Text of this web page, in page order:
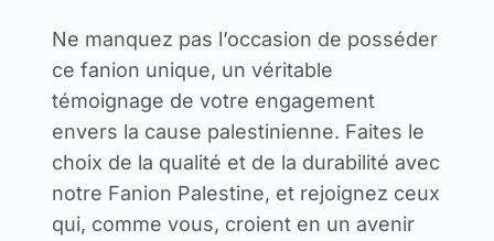
Ne manquez pas l’occasion de posséder
ce fanion unique, un véritable
témoignage de votre engagement
envers la cause palestinienne. Faites le
choix de la qualité et de la durabilité avec
notre Fanion Palestine, et rejoignez ceux
qui, comme vous, croient en un avenir